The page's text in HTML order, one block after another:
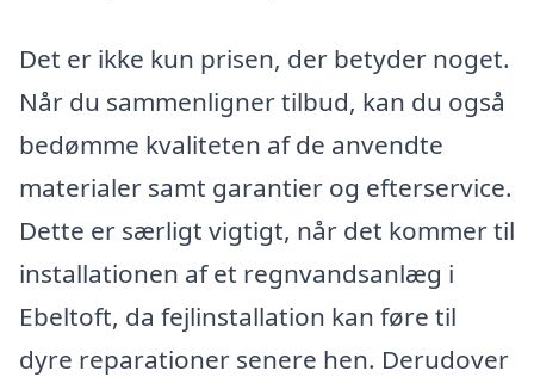
Det er ikke kun prisen, der betyder noget.
Når du sammenligner tilbud, kan du også
bedømme kvaliteten af de anvendte
materialer samt garantier og efterservice.
Dette er særligt vigtigt, når det kommer til
installationen af et regnvandsanlæg i
Ebeltoft, da fejlinstallation kan føre til
dyre reparationer senere hen. Derudover